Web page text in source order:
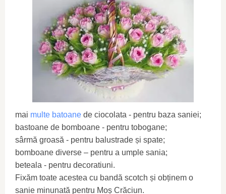
mai multe batoane de ciocolata - pentru baza saniei;
bastoane de bomboane - pentru tobogane;
sârmă groasă - pentru balustrade și spate;
bomboane diverse – pentru a umple sania;
beteala - pentru decoratiuni.
Fixăm toate acestea cu bandă scotch și obținem o
sanie minunată pentru Moș Crăciun.